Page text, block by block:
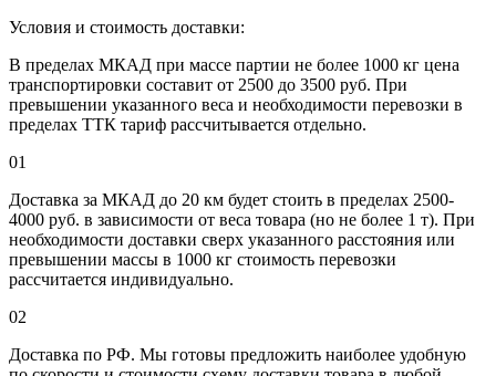
Условия и стоимость доставки:
В пределах МКАД при массе партии не более 1000 кг цена
транспортировки составит от 2500 до 3500 руб. При
превышении указанного веса и необходимости перевозки в
пределах ТТК тариф рассчитывается отдельно.
01
Доставка за МКАД до 20 км будет стоить в пределах 2500-
4000 руб. в зависимости от веса товара (но не более 1 т). При
необходимости доставки сверх указанного расстояния или
превышении массы в 1000 кг стоимость перевозки
рассчитается индивидуально.
02
Доставка по РФ. Мы готовы предложить наиболее удобную